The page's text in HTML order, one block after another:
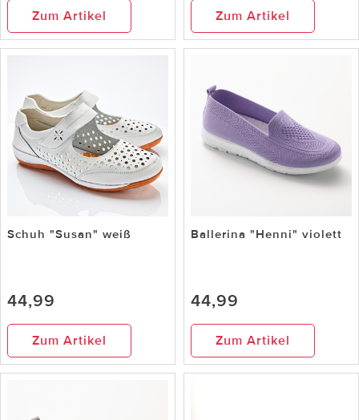
Zum Artikel Zum Artikel
Schuh "Susan" weiß
44,99
Zum Artikel
Ballerina "Henni" violett
44,99
Zum Artikel